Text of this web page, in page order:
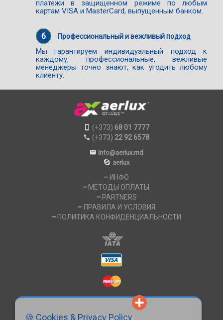
платежи в защищенном режиме по любым
картам VISA и MasterCard, выпущенным банком.
6 Профессиональный и вежливый подход
Мы гарантируем индивидуальный подход к
каждому, профессиональные, вежливые
менеджеры точно знают, как угодить любому
клиенту.
(+373) 68 01 7777
(+373) 22 92 6578
info@aerlux.md
aerlux
ИНФО
МЕТОДЫ ОПЛАТЫ:
PARTNERS
ПРАВИЛА И УСЛОВИЯ
ПОЛИТИКА КОНФИДЕНЦИАЛЬНОСТИ
Facebook
🍪 Cookies & Privacy Policy